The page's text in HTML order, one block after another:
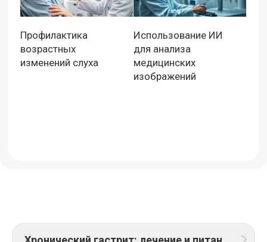
Профилактика
возрастных
изменений слуха
Использование ИИ
для анализа
медицинских
изображений